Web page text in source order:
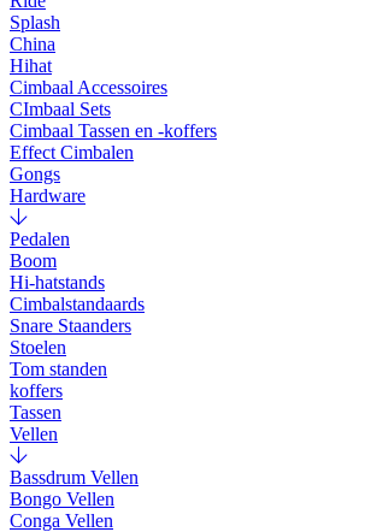
Splash
China
Hihat
Cimbaal Accessoires
CImbaal Sets
Cimbaal Tassen en -koffers
Effect Cimbalen
Gongs
Hardware
Pedalen
Boom
Hi-hatstands
Cimbalstandaards
Snare Staanders
Stoelen
Tom standen
koffers
Tassen
Vellen
Bassdrum Vellen
Bongo Vellen
Conga Vellen